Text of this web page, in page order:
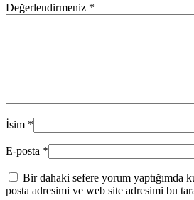
Değerlendirmeniz *
İsim *
E-posta *
Bir dahaki sefere yorum yaptığımda
posta adresimi ve web site adresimi bu